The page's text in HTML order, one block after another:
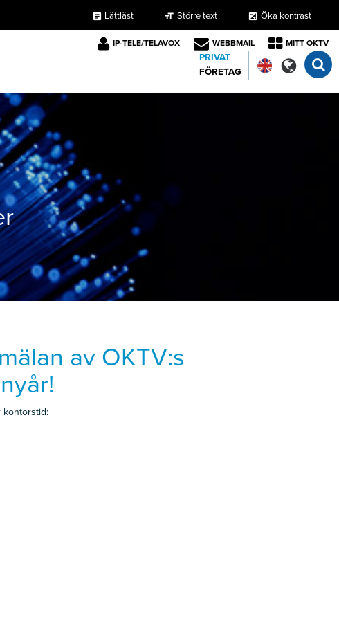
article Lättläst format_size Större text exposure Öka kontrast
IP-TELE/TELAVOX WEBBMAIL MITT OKTV
PRIVAT
FÖRETAG
av OKTV:s
kontorstid: